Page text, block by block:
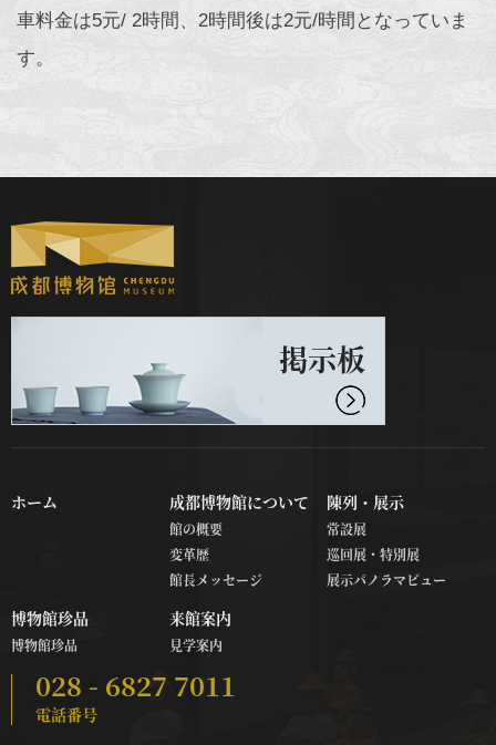
車料金は5元/ 2時間、2時間後は2元/時間となっていま
す。
掲示板
ホーム 成都博物館について
館の概要
変革歴
館長メッセージ
陳列・展示
常設展
巡回展・特別展
展示パノラマビュー
博物館珍品
博物館珍品
来館案内
見学案内
028 - 6827 7011
電話番号